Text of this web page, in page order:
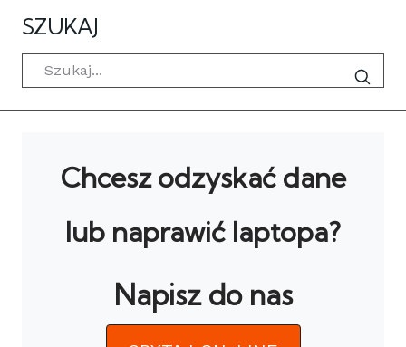
SZUKAJ
Szukaj
Chcesz odzyskać dane
lub naprawić laptopa?
Napisz do nas